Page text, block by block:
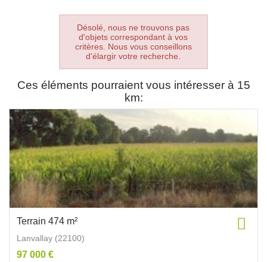
Désolé, nous ne trouvons pas
d'objets correspondant à vos
critères. Nous vous conseillons
d'élargir votre recherche.
Ces éléments pourraient vous intéresser à 15
km:
Terrain 474 m²
Lanvallay (22100)
97 000 €